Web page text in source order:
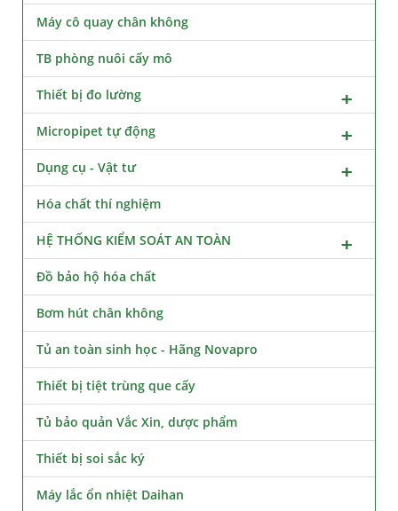
Máy cô quay chân không
TB phòng nuôi cấy mô
Thiết bị đo lường
Micropipet tự động
Dụng cụ - Vật tư
Hóa chất thí nghiệm
HỆ THỐNG KIỂM SOÁT AN TOÀN
Đồ bảo hộ hóa chất
Bơm hút chân không
Tủ an toàn sinh học - Hãng Novapro
Thiết bị tiệt trùng que cấy
Tủ bảo quản Vắc Xin, dược phẩm
Thiết bị soi sắc ký
Máy lắc ổn nhiệt Daihan